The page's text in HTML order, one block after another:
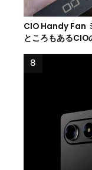
CIO Handy Fan
ところもあるCIO